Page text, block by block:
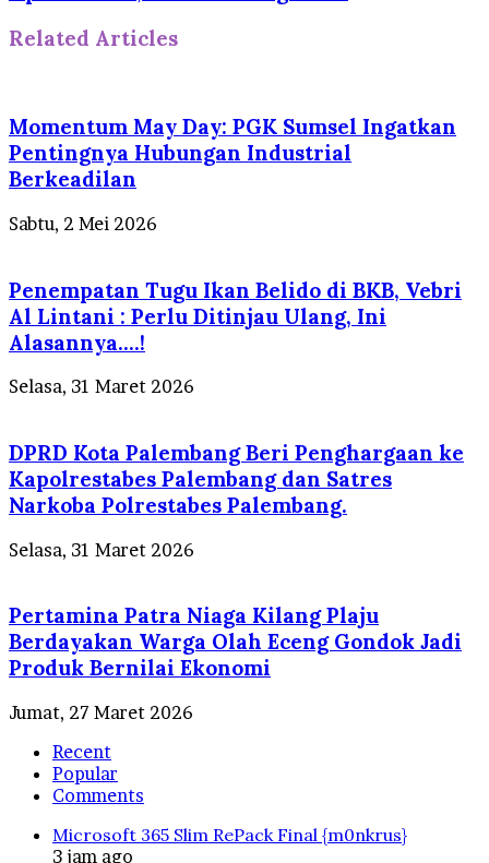
Related Articles
Momentum May Day: PGK Sumsel Ingatkan
Pentingnya Hubungan Industrial
Berkeadilan
Sabtu, 2 Mei 2026
Penempatan Tugu Ikan Belido di BKB, Vebri
Al Lintani : Perlu Ditinjau Ulang, Ini
Alasannya….!
Selasa, 31 Maret 2026
DPRD Kota Palembang Beri Penghargaan ke
Kapolrestabes Palembang dan Satres
Narkoba Polrestabes Palembang.
Selasa, 31 Maret 2026
Pertamina Patra Niaga Kilang Plaju
Berdayakan Warga Olah Eceng Gondok Jadi
Produk Bernilai Ekonomi
Jumat, 27 Maret 2026
Recent
Popular
Comments
Microsoft 365 Slim RePack Final {m0nkrus}
3 jam ago